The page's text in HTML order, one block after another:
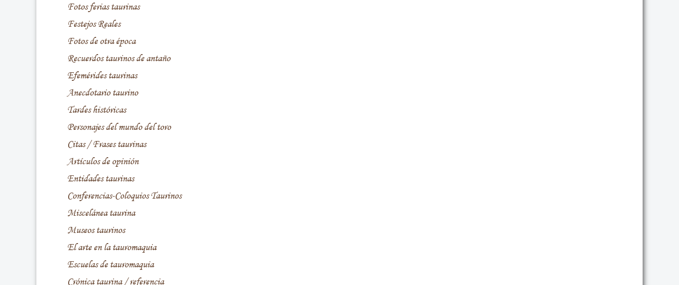
Fotos ferias taurinas
Festejos Reales
Fotos de otra época
Recuerdos taurinos de antaño
Efemérides taurinas
Anecdotario taurino
Tardes históricas
Personajes del mundo del toro
Citas / Frases taurinas
Artículos de opinión
Entidades taurinas
Conferencias-Coloquios Taurinos
Miscelánea taurina
Museos taurinos
El arte en la tauromaquia
Escuelas de tauromaquia
Crónica taurina / referencia